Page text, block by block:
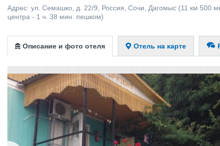
Адрес: ул. Семашко, д. 22/9 Россия Сочи Дагомыс (11 км 500
центра - 1 ч. 38 мин. пешком)
Описание и фото отеля Отель на карте